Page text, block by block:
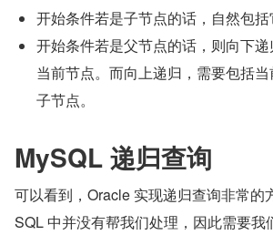
开始条件若是子节点的话，自然包括
开始条件若是父节点的话，则向下
当前节点。而向上递归，需要包括
子节点。
MySQL 递归查询
可以看到，Oracle 实现递归查询非常的
SQL 中并没有帮我们处理，因此需要我